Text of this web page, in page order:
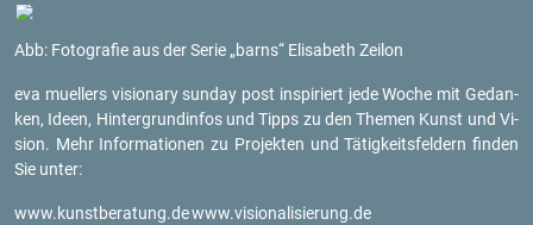
Abb: Fo­to­gra­fie aus der Serie „barns“ Eli­sa­beth Zei­lon
eva mu­el­lers vi­sio­na­ry sun­day post in­spi­riert jede Woche mit Ge­dan­
ken, Ideen, Hin­ter­grund­in­fos und Tipps zu den The­men Kunst und Vi­
si­on. Mehr In­for­ma­tio­nen zu Pro­jek­ten und Tä­tig­keits­fel­dern fin­den
Sie unter:
www.​kun​stbe​ratu​ng.​dewww.​vis​iona​lisi​erun​g.​de